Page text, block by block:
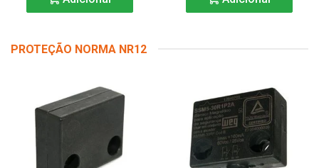
PROTEÇÃO NORMA NR12